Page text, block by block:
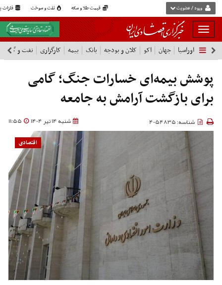
قیمت طلا و سکه نفت و سوخت فلزات ورود / عضویت
بار
و
بسته
نمودن
فهرست
اوراسیا جهان اکو کلان و بودجه بانک بیمه کارگزاری نفت و گاز
پوشش بیمه‌ای خسارات جنگ؛ گامی
برای بازگشت آرامش به جامعه
شنبه 14 تیر 1404 11:55 شناسه: 4054835
اقتصادی